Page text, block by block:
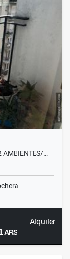
AMBIENTES/…
Alquiler
ARS